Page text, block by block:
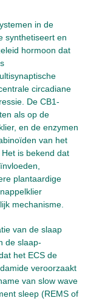
in de
synthetiseert en
hormoon dat
circadiane
De CB1-
als op de
en de enzymen
van het
is bekend dat
plantaardige
mechanisme.
van de slaap
de slaap-
het ECS de
veroorzaakt
van slow wave
sleep (REMS of